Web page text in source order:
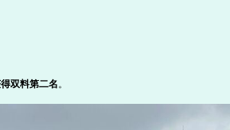
双料第二名 。